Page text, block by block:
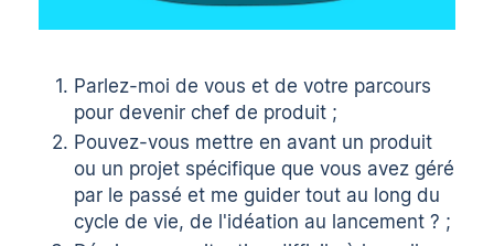
Parlez-moi de vous et de votre parcours
pour devenir chef de produit ;
Pouvez-vous mettre en avant un produit
ou un projet spécifique que vous avez géré
par le passé et me guider tout au long du
cycle de vie, de l'idéation au lancement ? ;